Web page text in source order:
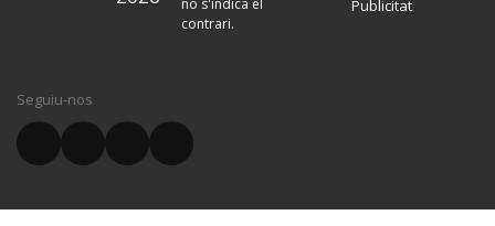
El vostre correu electrònic *
no s'indica el
contrari.
Publicitat
Seguiu-nos